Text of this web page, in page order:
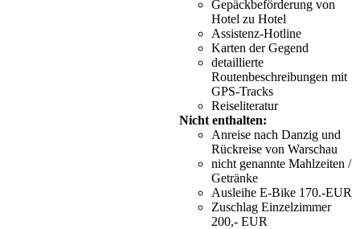
Gepäckbeförderung von
Hotel zu Hotel
Assistenz-Hotline
Karten der Gegend
detaillierte
Routenbeschreibungen mit
GPS-Tracks
Reiseliteratur
Nicht enthalten:
Anreise nach Danzig und
Rückreise von Warschau
nicht genannte Mahlzeiten /
Getränke
Ausleihe E-Bike 170.-EUR
Zuschlag Einzelzimmer
200,- EUR